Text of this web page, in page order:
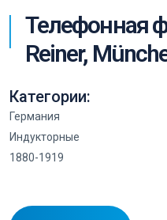
Телефонная
Reiner,
Категории:
Германия
Индукторные
1880-1919